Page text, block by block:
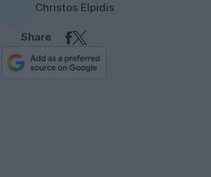
Christos Elpidis
Share